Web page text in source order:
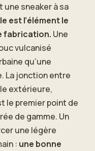
une sneaker à sa
est l’élément le
fabrication. Une
vulcanisé
qu’une
La jonction entre
extérieure,
le premier point de
de gamme. Un
une légère
: une bonne